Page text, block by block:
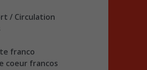
/ Circulation
franco
coeur francos